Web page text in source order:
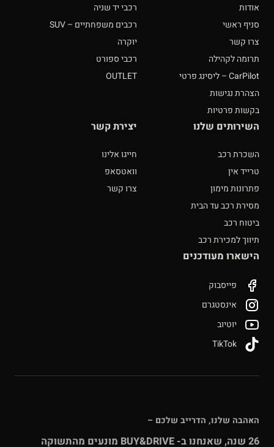
אודות
סניף ראשי
צרו קשר
תרומה לקהילה
CarPilot – ליסינג פרטי
הצהרת נגישות
בקשות פרטיות
רכבי יד שניה
רכבים משפחתיים – SUV
יוקרה
רכבי ספורט
OUTLET
השירותים שלנו
השכרת רכב
טרייד אין
פתרונות מימון
מסירת רכב עד הבית
ביטוח רכב
תיווך למכירת רכב
יצירת קשר
חייגו אלינו
וואטסאפ
צרו קשר
הישארו מעודכנים
פייסבוק
אינסטגרם
יוטיוב
האהבה שלנו, הדרייב שלכם –
26 שנה, שאנחנו ב- BUY&DRIVE מונעים מהתשוקה